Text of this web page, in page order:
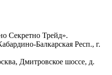
Секретно Трейд».
Балкарская Респ., г.
Дмитровское шоссе, д.